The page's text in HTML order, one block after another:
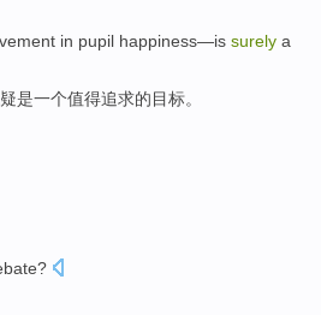
in pupil happiness—is surely a
是一个值得追求的目标。
?